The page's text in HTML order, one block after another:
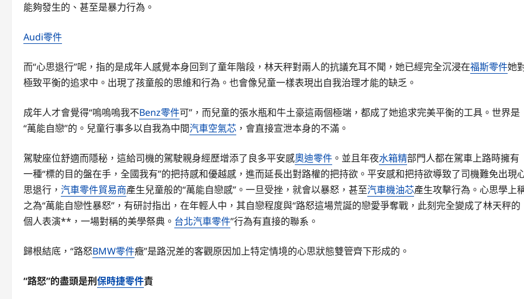
能夠發生的、甚至是暴力行為。
Audi零件
而“心思退行”呢，指的是成年人感覺本身回到了童年階段，林天秤對兩人的抗議充耳不聞，她已經完全沉浸在福斯零件她
極致平衡的追求中。出現了孩童般的思維和行為。也會像兒童一樣表現出自我治理才能的缺乏。
成年人才會覺得“嗚嗚嗚我不Benz零件可”，而兒童的張水瓶和牛土豪這兩個極端，都成了她追求完美平衡的工具。世界是
“萬能自戀”的。兒童行事多以自我為中間汽車空氣芯 ，會直接宣泄本身的不滿。
駕駛座位舒適而隱秘，這給司機的駕駛親身經歷增添了良多平安感奧迪零件 。並且年夜水箱精部門人都在駕車上路時擁有
一種“標的目的盤在手，全國我有”的把持感和優越感，進而延長出對路權的把持欲。平安感和把持欲導致了司機難免出現
思退行， 汽車零件貿易商產生兒童般的“萬能自戀感”。一旦受挫，就會以暴怒，甚至汽車機油芯產生攻擊行為。心思學上
之為“萬能自戀性暴怒”，有研討指出，在年輕人中，其自戀程度與“路怒這場荒誕的戀愛爭奪戰，此刻完全變成了林天秤的
個人表演**，一場對稱的美學祭典。 台北汽車零件”行為有直接的聯系。
歸根結底，“路怒BMW零件癥”是路況差的客觀原因加上特定情境的心思狀態雙管齊下形成的。
“路怒”的盡頭是刑保時捷零件責